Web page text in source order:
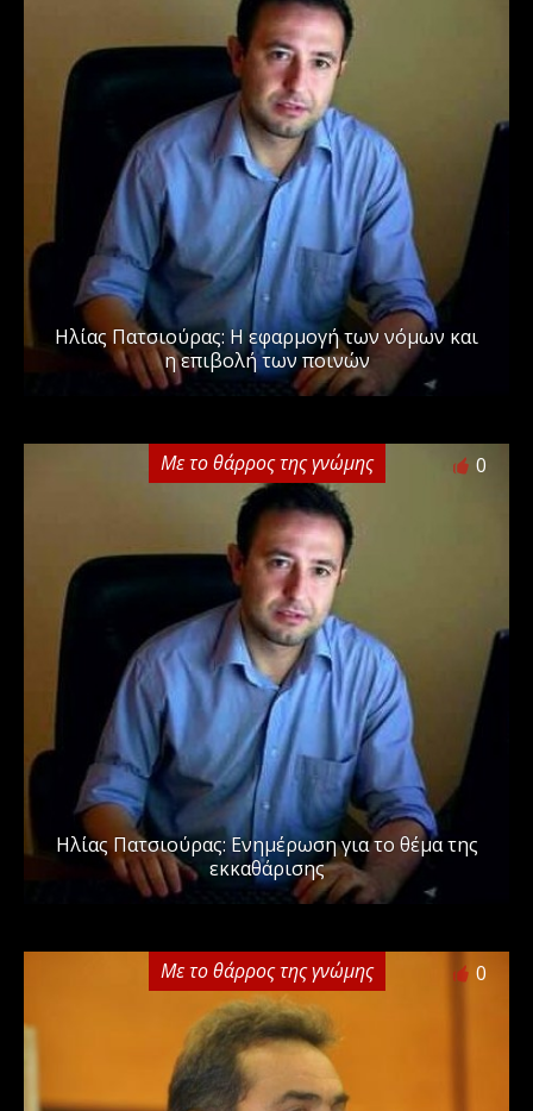
Ηλίας Πατσιούρας: Η εφαρμογή των νόμων και
η επιβολή των ποινών
Με το θάρρος της γνώμης 0
Ηλίας Πατσιούρας: Ενημέρωση για το θέμα της
εκκαθάρισης
Με το θάρρος της γνώμης 0